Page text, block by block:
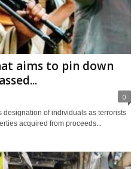
aims to pin down
0
designation of individuals as terrorists
acquired from proceeds...